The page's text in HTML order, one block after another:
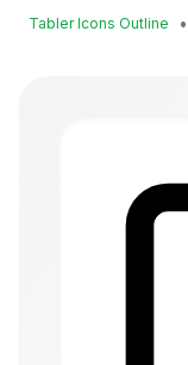
Tabler Icons Outline •